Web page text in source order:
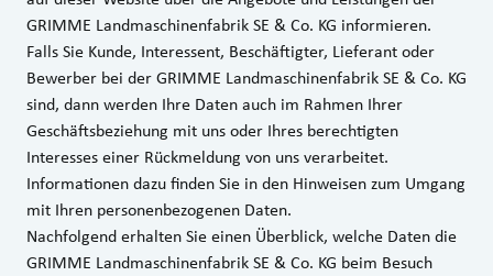
GRIMME Landmaschinenfabrik SE & Co. KG informieren.
Falls Sie Kunde, Interessent, Beschäftigter, Lieferant oder
Bewerber bei der GRIMME Landmaschinenfabrik SE & Co. KG
sind, dann werden Ihre Daten auch im Rahmen Ihrer
Geschäftsbeziehung mit uns oder Ihres berechtigten
Interesses einer Rückmeldung von uns verarbeitet.
Informationen dazu finden Sie in den Hinweisen zum Umgang
mit Ihren personenbezogenen Daten.
Nachfolgend erhalten Sie einen Überblick, welche Daten die
GRIMME Landmaschinenfabrik SE & Co. KG beim Besuch